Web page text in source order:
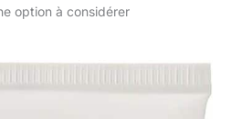
option à considérer